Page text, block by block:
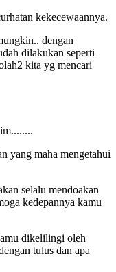
kekecewaannya.
dengan
dilakukan seperti
kita yg mencari
yang maha mengetahui
selalu mendoakan
kedepannya kamu
dikelilingi oleh
tulus dan apa